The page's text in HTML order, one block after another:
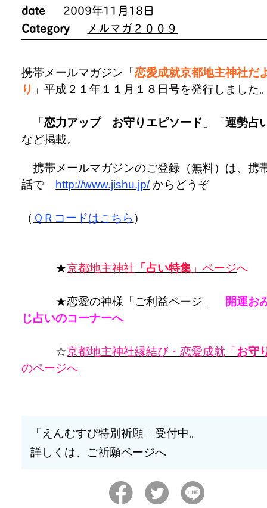
date
2009年11月18日
Category
メルマガ２００９
携帯メールマガジン「恋愛成就京都地主神社だ
り 」平成２１年１１月１８日号を発行しました
「恋力アップ お守りエピソード 」「運勢占
など掲載。
携帯メールマガジンのご登録（無料）は、携
話で http://www.jishu.jp/からどうぞ
（ ＱＲコードはこちら ）
★京都地主神社 「占い特集 」ページへ
★恋愛の神様「ご利益ページ」 開運お
じ占いのコーナーへ
☆京都地主神社縁結び・恋愛成就「お守
のページへ
「えんむすび特別祈願」受付中。
詳しくは、ご祈願ページへ